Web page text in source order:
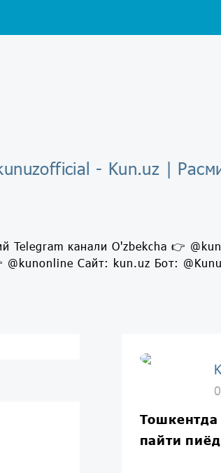
- Kun.uz |
Telegram канали O'zbekcha 👉
@kunonline Сайт: kun.uz Бот:
Тошкентда
пайти